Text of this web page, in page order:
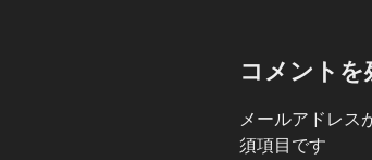
コメントを
メールアドレス
須項目です